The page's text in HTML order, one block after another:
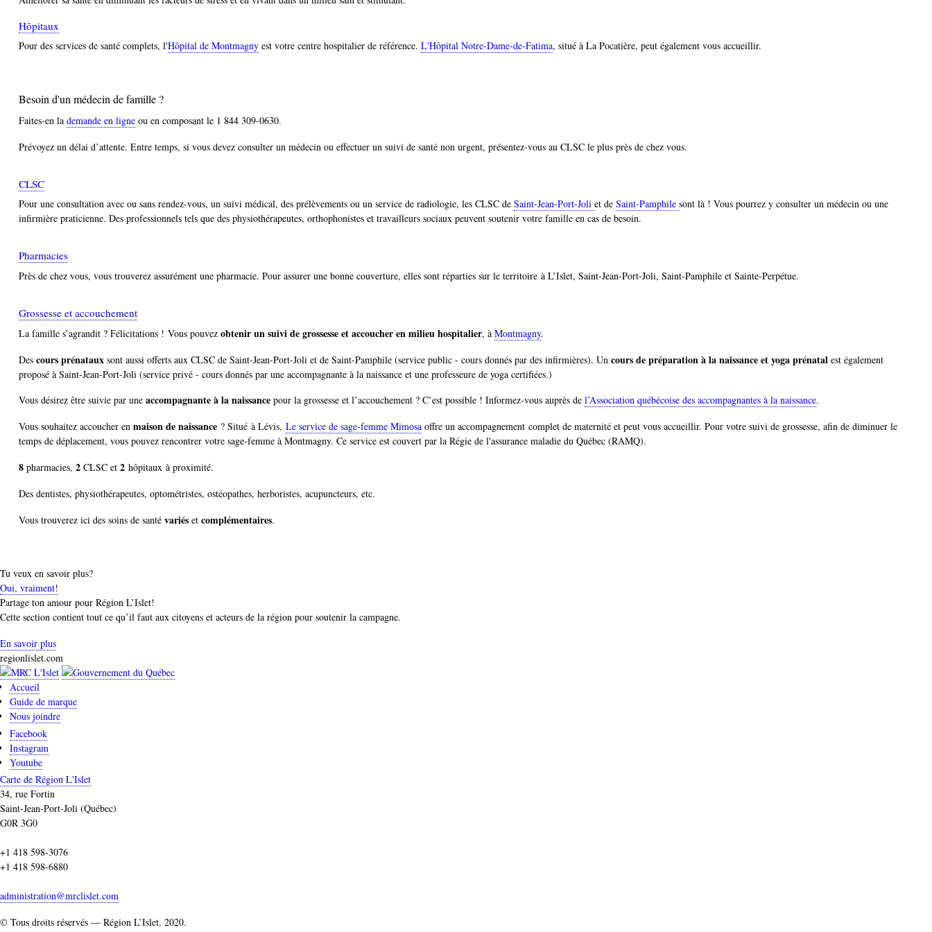
Hôpitaux
Pour des services de santé complets, l'Hôpital de Montmagny est votre centre hospitalier de référence. L'Hôpital Notre-Dame-de-Fatima, situé à La Pocatière, peut également vous accueillir.
Besoin d'un médecin de famille ?
Faites-en la demande en ligne ou en composant le 1 844 309-0630.
Prévoyez un délai d’attente. Entre temps, si vous devez consulter un médecin ou effectuer un suivi de santé non urgent, présentez-vous au CLSC le plus près de chez vous.
CLSC
Pour une consultation avec ou sans rendez-vous, un suivi médical, des prélèvements ou un service de radiologie, les CLSC de Saint-Jean-Port-Joli et de Saint-Pamphile sont là ! Vous pourrez y consulter un médecin ou une
infirmière praticienne. Des professionnels tels que des physiothérapeutes, orthophonistes et travailleurs sociaux peuvent soutenir votre famille en cas de besoin.
Pharmacies
Près de chez vous, vous trouverez assurément une pharmacie. Pour assurer une bonne couverture, elles sont réparties sur le territoire à L’Islet, Saint-Jean-Port-Joli, Saint-Pamphile et Sainte-Perpétue.
Grossesse et accouchement
La famille s’agrandit ? Félicitations ! Vous pouvez obtenir unsuivi de grossesse et accoucher en milieu hospitalier, à Montmagny.
Des cours prénataux sont aussi offerts aux CLSC de Saint-Jean-Port-Joli et de Saint-Pamphile (service public - cours donnés par des infirmières). Un cours de préparation à la naissance et yoga prénatal est également
proposé à Saint-Jean-Port-Joli (service privé - cours donnés par une accompagnante à la naissance et une professeure de yoga certifiées.)
Vous désirez être suivie par une accompagnante à la naissance pour la grossesse et l’accouchement ? C’est possible ! Informez-vous auprès de l’Association québécoise des accompagnantes à la naissance.
Vous souhaitez accoucher en maison de naissance ? Situé à Lévis, Le service de sage-femme Mimosa offre un accompagnement complet de maternité et peut vous accueillir. Pour votre suivi de grossesse, afin de diminuer le
temps de déplacement, vous pouvez rencontrer votre sage-femme à Montmagny. Ce service est couvert par la Régie de l'assurance maladie du Québec (RAMQ).
8 pharmacies, 2 CLSC et 2 hôpitaux à proximité.
Des dentistes, physiothérapeutes, optométristes, ostéopathes, herboristes, acupuncteurs, etc.
Vous trouverez ici des soins de santé variés et complémentaires.
Tu veux en savoir plus?
Oui, vraiment!
Partage ton amour pour Région L’Islet!
Cette section contient tout ce qu’il faut aux citoyens et acteurs de la région pour soutenir la campagne.
En savoir plus
regionlislet.com
Accueil
Guide de marque
Nous joindre
Facebook
Instagram
Youtube
Carte de Région L'Islet
34, rue Fortin
Saint-Jean-Port-Joli (Québec)
G0R 3G0
+1 418 598-3076
+1 418 598-6880
administration@mrclislet.com
© Tous droits réservés — Région L’Islet. 2020.